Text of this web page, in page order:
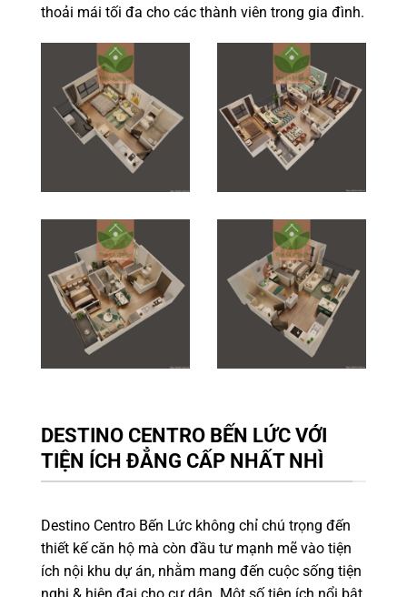
thoải mái tối đa cho các thành viên trong gia đình.
DESTINO CENTRO BẾN LỨC VỚI
TIỆN ÍCH ĐẲNG CẤP NHẤT NHÌ
Destino Centro Bến Lức không chỉ chú trọng đến
thiết kế căn hộ mà còn đầu tư mạnh mẽ vào tiện
ích nội khu dự án, nhằm mang đến cuộc sống tiện